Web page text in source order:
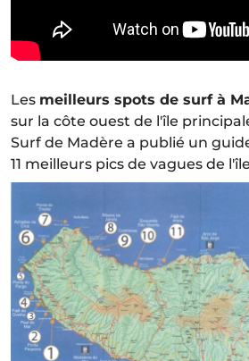
Les meilleurs spots de surf à
sur la côte ouest de l'île
Surf de Madère a publié un
11 meilleurs pics de vagues de